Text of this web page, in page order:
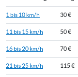
1 bis 10 km/h 30 €
11 bis 15 km/h 50 €
16 bis 20 km/h 70 €
21 bis 25 km/h 115 €